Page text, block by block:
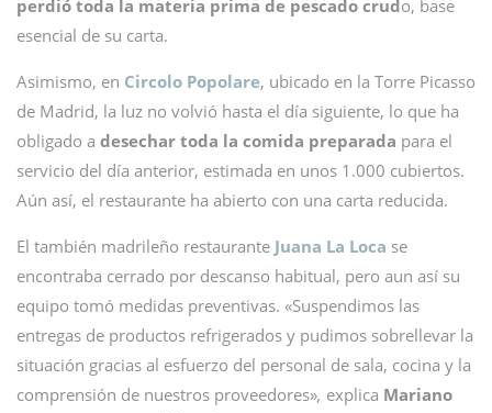
perdió toda la materia prima de pescado crudo, base
esencial de su carta.
Asimismo, en Circolo Popolare, ubicado en la Torre Picasso
de Madrid, la luz no volvió hasta el día siguiente, lo que ha
obligado a desechar toda la comida preparada para el
servicio del día anterior, estimada en unos 1.000 cubiertos.
Aún así, el restaurante ha abierto con una carta reducida.
El también madrileño restaurante Juana La Loca se
encontraba cerrado por descanso habitual, pero aun así su
equipo tomó medidas preventivas. «Suspendimos las
entregas de productos refrigerados y pudimos sobrellevar la
situación gracias al esfuerzo del personal de sala, cocina y la
comprensión de nuestros proveedores», explica Mariano